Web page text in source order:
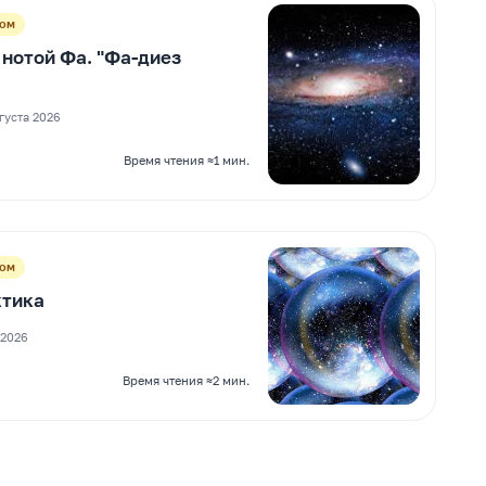
нотой Фа. "Фа-диез
2026
Время чтения ≈1 мин.
Время чтения ≈2 мин.